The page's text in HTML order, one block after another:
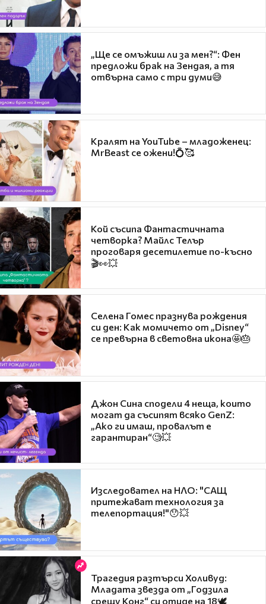
„Ще се омъжиш ли за мен?“: Фен
предложи брак на Зендая, а тя
отвърна само с три думи😅
Кралят на YouTube – младоженец:
MrBeast се ожени!💍🥰
Кой съсипа Фантастичната
четворка? Майлс Телър
проговаря десетилетие по-късно
🎬👀💥
Селена Гомес празнува рождения
си ден: Как момичето от „Disney“
се превърна в световна икона🤩🎂
Джон Сина сподели 4 неща, които
могат да съсипят всяко GenZ:
„Ако ги имаш, провалът е
гарантиран“🧐💥
Изследовател на НЛО: "САЩ
притежават технология за
телепортация!"😯💥
Трагедия разтърси Холивуд:
Младата звезда от „Годзила
срещу Конг“ си отиде на 18🕊️